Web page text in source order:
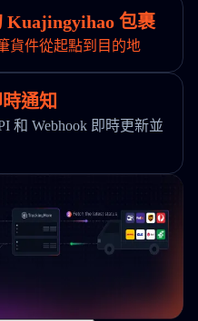
Kuajingyihao 包裹
貨件從起點到目的地
通知
和 Webhook 即時更新並